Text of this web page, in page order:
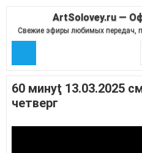
ArtSolovey.ru —
Свежие эфиры любимых передач,
60 минуţ 13.03.2025
четверг